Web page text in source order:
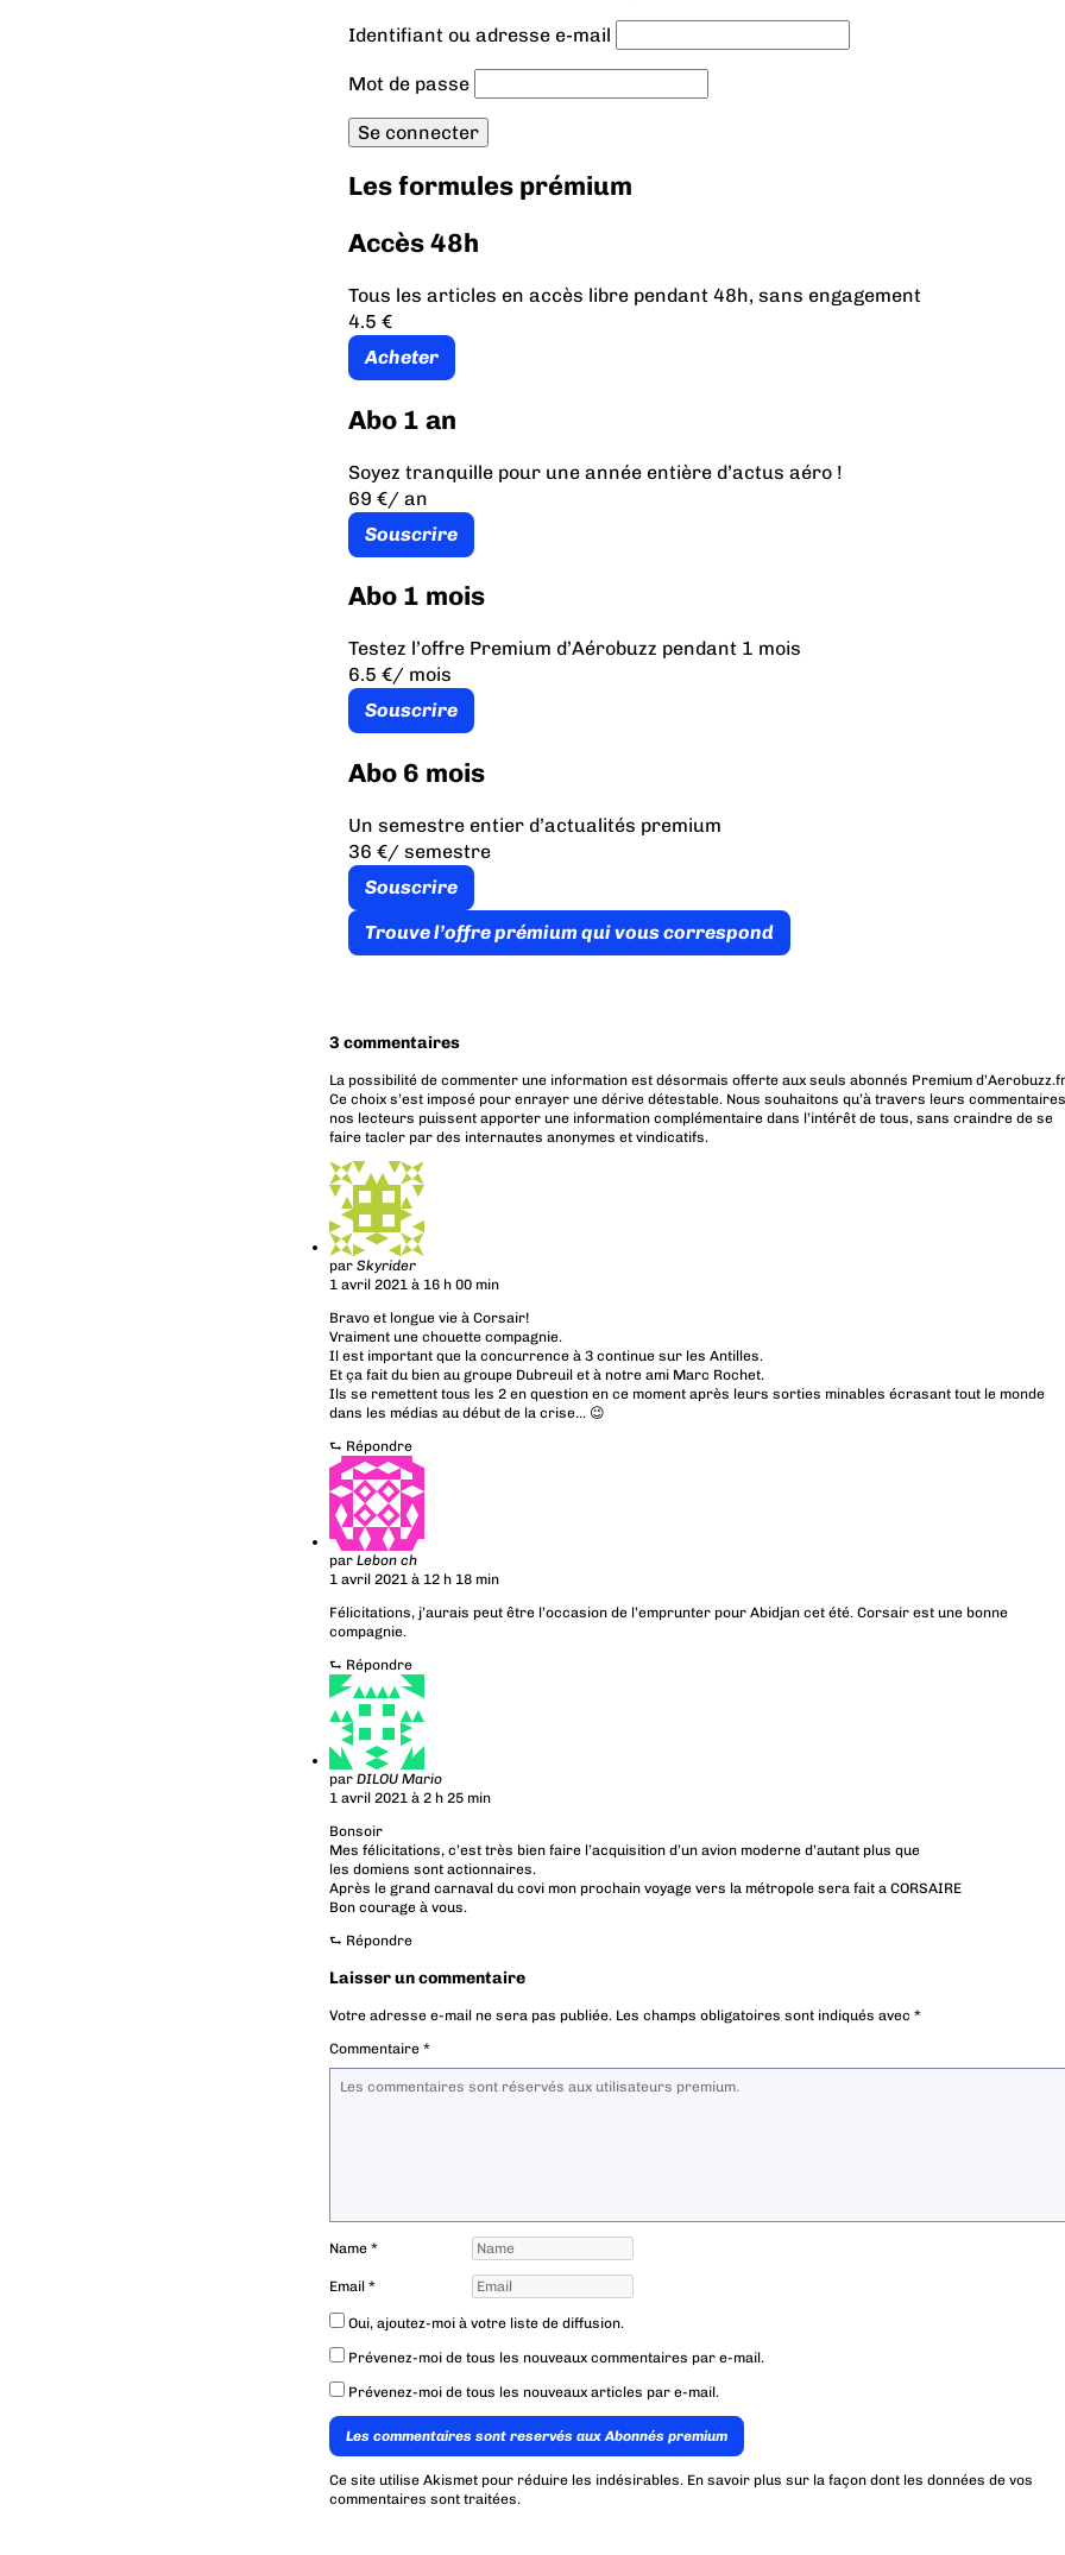
Identifiant ou adresse e-mail
Mot de passe
Les formules prémium
Accès 48h
Tous les articles en accès libre pendant 48h, sans engagement
4.5 €
Acheter
Abo 1 an
Soyez tranquille pour une année entière d’actus aéro !
69 €/ an
Souscrire
Abo 1 mois
Testez l’offre Premium d’Aérobuzz pendant 1 mois
6.5 €/ mois
Souscrire
Abo 6 mois
Un semestre entier d’actualités premium
36 €/ semestre
Souscrire
Trouve l’offre prémium qui vous correspond
3 commentaires
La possibilité de commenter une information est désormais offerte aux seuls abonnés Premium
Ce choix s’est imposé pour enrayer une dérive détestable. Nous souhaitons qu’à travers leurs
nos lecteurs puissent apporter une information complémentaire dans l’intérêt de tous, sans craindre de se
faire tacler par des internautes anonymes et vindicatifs.
par Skyrider
1 avril 2021 à 16 h 00 min
Bravo et longue vie à Corsair!
Vraiment une chouette compagnie.
Il est important que la concurrence à 3 continue sur les Antilles.
Et ça fait du bien au groupe Dubreuil et à notre ami Marc Rochet.
Ils se remettent tous les 2 en question en ce moment après leurs sorties minables écrasant tout le monde
dans les médias au début de la crise… 😉
⮑ Répondre
par Lebon ch
1 avril 2021 à 12 h 18 min
Félicitations, j’aurais peut être l’occasion de l’emprunter pour Abidjan cet été. Corsair est une bonne
compagnie.
⮑ Répondre
par DILOU Mario
1 avril 2021 à 2 h 25 min
Bonsoir
Mes félicitations, c’est très bien faire l’acquisition d’un avion moderne d’autant plus que
les domiens sont actionnaires.
Après le grand carnaval du covi mon prochain voyage vers la métropole sera fait a CORSAIRE
Bon courage à vous.
⮑ Répondre
Laisser un commentaire
Votre adresse e-mail ne sera pas publiée. Les champs obligatoires sont indiqués avec *
Commentaire *
Name *
Email *
Oui, ajoutez-moi à votre liste de diffusion.
Prévenez-moi de tous les nouveaux commentaires par e-mail.
Prévenez-moi de tous les nouveaux articles par e-mail.
Les commentaires sont reservés aux Abonnés premium
Ce site utilise Akismet pour réduire les indésirables. En savoir plus sur la façon dont les données de vos
commentaires sont traitées.